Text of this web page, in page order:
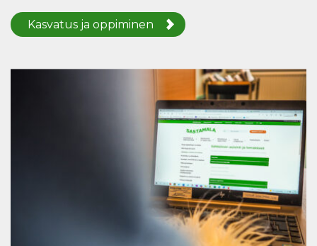
Kasvatus ja oppiminen